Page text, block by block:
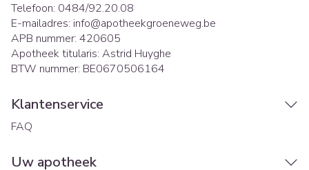
Telefoon: 0484/92.20.08
E-mailadres: info@apotheekgroeneweg.be
APB nummer: 420605
Apotheek titularis: Astrid Huyghe
BTW nummer: BE0670506164
Klantenservice
FAQ
Uw apotheek